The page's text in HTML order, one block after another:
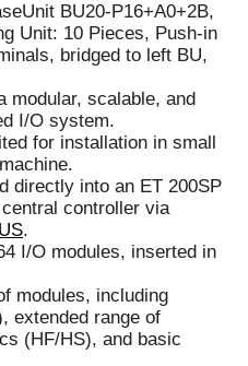
BU20-P16+A0+2B,
Unit: 10 Pieces, Push-in
bridged to left BU,
modular, scalable, and
I/O system.
for installation in small
directly into an ET 200SP
controller via
.
I/O modules, inserted in
modules, including
extended range of
(HF/HS), and basic